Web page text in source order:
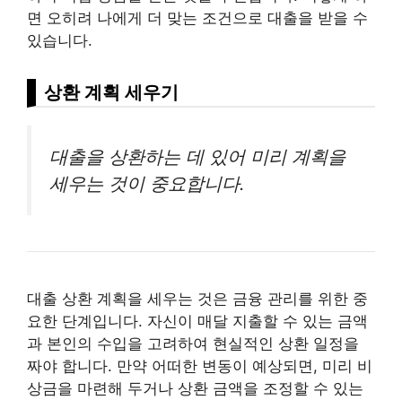
면 오히려 나에게 더 맞는 조건으로 대출을 받을 수
있습니다.
상환 계획 세우기
대출을 상환하는 데 있어 미리 계획을
세우는 것이 중요합니다.
대출 상환 계획을 세우는 것은 금융 관리를 위한 중
요한 단계입니다. 자신이 매달 지출할 수 있는 금액
과 본인의 수입을 고려하여 현실적인 상환 일정을
짜야 합니다. 만약 어떠한 변동이 예상되면, 미리 비
상금을 마련해 두거나 상환 금액을 조정할 수 있는